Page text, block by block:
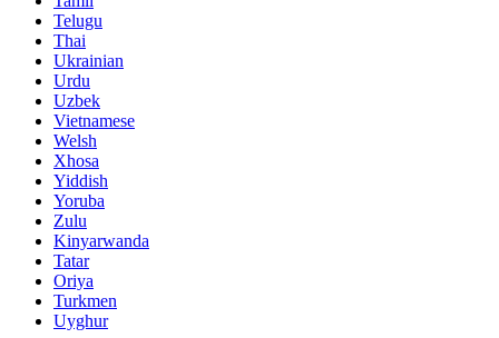
Telugu
Thai
Ukrainian
Urdu
Uzbek
Vietnamese
Welsh
Xhosa
Yiddish
Yoruba
Zulu
Kinyarwanda
Tatar
Oriya
Turkmen
Uyghur